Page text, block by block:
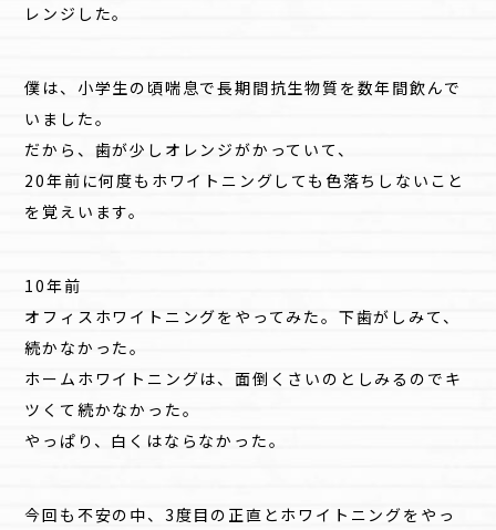
レンジした。
僕は、小学生の頃喘息で長期間抗生物質を数年間飲んで
いました。
だから、歯が少しオレンジがかっていて、
20年前に何度もホワイトニングしても色落ちしないこと
を覚えいます。
10年前
オフィスホワイトニングをやってみた。下歯がしみて、
続かなかった。
ホームホワイトニングは、面倒くさいのとしみるのでキ
ツくて続かなかった。
やっぱり、白くはならなかった。
今回も不安の中、3度目の正直とホワイトニングをやっ